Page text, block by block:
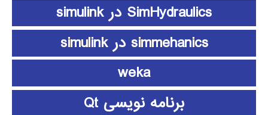
SimHydraulics در simulink
simmehanics در simulink
weka
برنامه نویسی Qt